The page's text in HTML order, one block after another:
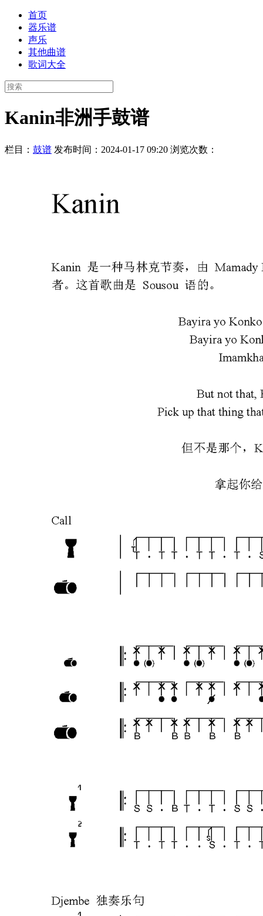
首页
器乐谱
声乐
其他曲谱
歌词大全
Kanin非洲手鼓谱
栏目： 鼓谱 发布时间：2024-01-17 09:20 浏览次数：